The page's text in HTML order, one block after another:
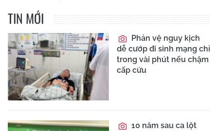
TIN MỚI
Phản vệ nguy kịch
dễ cướp đi sinh mạng chỉ
trong vài phút nếu chậm
cấp cứu
10 năm sau ca lột